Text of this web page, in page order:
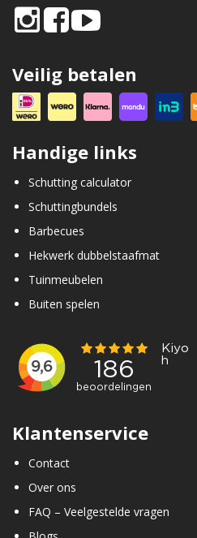
Veilig betalen
Handige links
Schutting calculator
Schuttingbundels
Barbecues
Hekwerk dubbelstaafmat
Tuinmeubelen
Buiten spelen
Klantenservice
Contact
Over ons
FAQ – Veelgestelde vragen